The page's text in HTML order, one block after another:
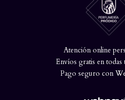
Atención online
Envíos gratis en todas
Pago seguro con